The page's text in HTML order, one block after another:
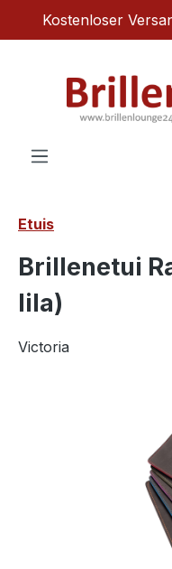
Zum Hauptinhalt
Kostenloser
Etuis
Brillenetui
lila)
Victoria